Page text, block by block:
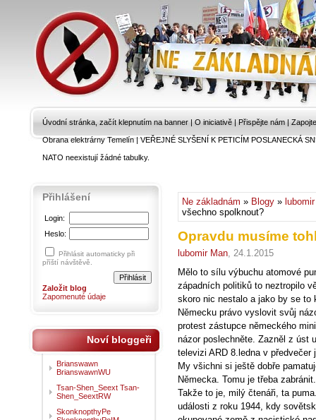
Úvodní stránka, začít klepnutím na banner | O iniciativě | Přispějte nám |
Obrana elektrárny Temelín|VEŘEJNÉ SLYŠENÍ K PETICÍM POSLANECKÁ
NATO neexistují žádné tabulky.
Ne základnám » Blogy »
všechno spolknout?
Opravdu musíme
lubomir Man, 24.1.2015
Mělo to sílu výbuchu atomové
západních politiků to neztropilo
skoro nic nestalo a jako by se to
Německu právo vyslovit svůj
protest zástupce německého
názor poslechněte. Zazněl z úst
televizi ARD 8.ledna v
My všichni si ještě dobře
Německa. Tomu je třeba zabránit.
Takže to je, milý čtenáři, ta
události z roku 1944, kdy
Přihlášení
Login:
Heslo:
Přihlásit automaticky při
příští návštěvě.
Založit blog
Zapomenuté údaje
Noví bloggeři
Brianswawn
BrianswawnWU
Tsan-Shen_Seext Tsan-
Shen_SeextRW
SkonknopthyPe